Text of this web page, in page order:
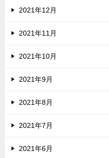
2021年12月
2021年11月
2021年10月
2021年9月
2021年8月
2021年7月
2021年6月